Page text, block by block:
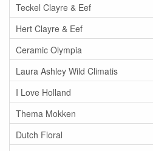
Teckel Clayre & Eef
Hert Clayre & Eef
Ceramic Olympia
Laura Ashley Wild Climatis
I Love Holland
Thema Mokken
Dutch Floral